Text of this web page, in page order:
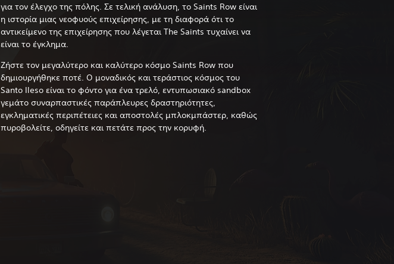
για τον έλεγχο της πόλης. Σε τελική ανάλυση, το Saints Row είναι
η ιστορία μιας νεοφυούς επιχείρησης, με τη διαφορά ότι το
αντικείμενο της επιχείρησης που λέγεται The Saints τυχαίνει να
είναι το έγκλημα.
Ζήστε τον μεγαλύτερο και καλύτερο κόσμο Saints Row που
δημιουργήθηκε ποτέ. Ο μοναδικός και τεράστιος κόσμος του
Santo Ileso είναι το φόντο για ένα τρελό, εντυπωσιακό sandbox
γεμάτο συναρπαστικές παράπλευρες δραστηριότητες,
εγκληματικές περιπέτειες και αποστολές μπλοκμπάστερ, καθώς
πυροβολείτε, οδηγείτε και πετάτε προς την κορυφή.